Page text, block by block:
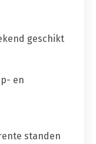
geschikt
en
standen